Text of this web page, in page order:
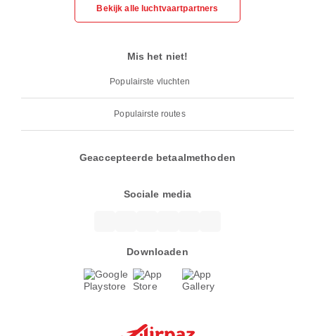
Bekijk alle luchtvaartpartners
Mis het niet!
Populairste vluchten
Populairste routes
Geaccepteerde betaalmethoden
Sociale media
Downloaden